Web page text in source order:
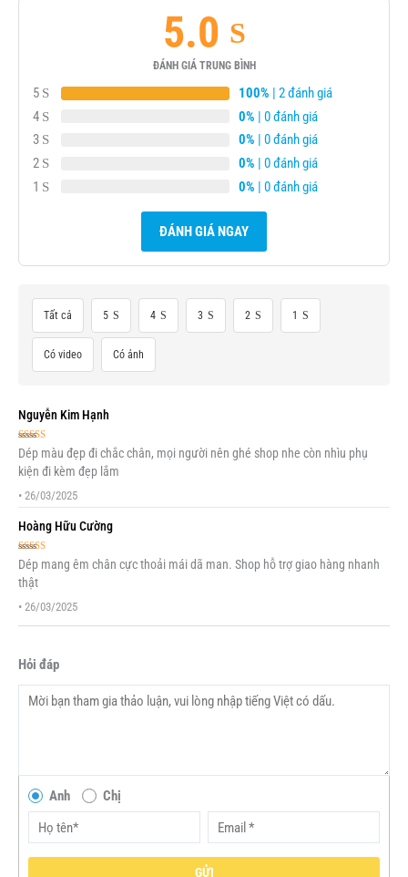
5.0
ĐÁNH GIÁ TRUNG BÌNH
5 100% | 2 đánh giá
4
0% | 0 đánh giá
3
0% | 0 đánh giá
2
0% | 0 đánh giá
1
0% | 0 đánh giá
ĐÁNH GIÁ NGAY
Tất cả 5 4 3 2 1
Có video Có ảnh
Nguyễn Kim Hạnh
Được xếp
hạng 55 sao
Dép màu đẹp đi chắc chân, mọi người nên ghé shop nhe còn nhìu phụ
kiện đi kèm đẹp lắm
• 26/03/2025
Hoàng Hữu Cường
Được xếp
hạng 55 sao
Dép mang êm chân cực thoải mái dã man. Shop hỗ trợ giao hàng nhanh
thật
• 26/03/2025
Hỏi đáp
Anh Chị
GỬI